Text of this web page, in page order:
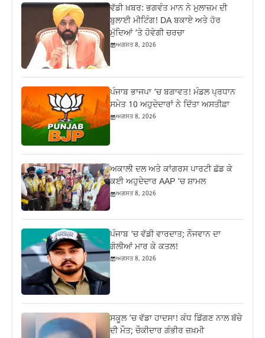
ਵੱਡੀ ਖ਼ਬਰ: ਭਗਵੰਤ ਮਾਨ ਨੇ ਮੁਲਾਜ਼ਮ ਦੀ
ਬੁਲਾਈ ਮੀਟਿੰਗ! DA ਬਕਾਏ ਅਤੇ ਹੋਰ
ਮੁੱਦਿਆਂ ‘ਤੇ ਹੋਵੇਗੀ ਚਰਚਾ
ਅਗਸਤ 8, 2026
ਪੰਜਾਬ ਭਾਜਪਾ ‘ਚ ਬਗਾਵਤ! ਮੰਡਲ ਪ੍ਰਧਾਨ
ਸਮੇਤ 10 ਅਹੁਦੇਦਾਰਾਂ ਨੇ ਦਿੱਤਾ ਅਸਤੀਫ਼ਾ
ਅਗਸਤ 8, 2026
ਅਕਾਲੀ ਦਲ ਅਤੇ ਕਾਂਗਰਸ ਪਾਰਟੀ ਛੱਡ ਕੇ
ਕਈ ਅਹੁਦੇਦਾਰ AAP ‘ਚ ਸ਼ਾਮਲ
ਅਗਸਤ 8, 2026
ਪੰਜਾਬ ‘ਚ ਵੱਡੀ ਵਾਰਦਾਤ; ਨੌਜਵਾਨ ਦਾ
ਗੋਲੀਆਂ ਮਾਰ ਕੇ ਕਤਲ!
ਅਗਸਤ 8, 2026
ਸਕੂਲ ’ਚ ਵੱਡਾ ਹਾਦਸਾ! ਕੰਧ ਡਿੱਗਣ ਨਾਲ ਬੱਚੇ
ਦੀ ਮੌਤ; ਚੌਕੀਦਾਰ ਗੰਭੀਰ ਜ਼ਖ਼ਮੀ